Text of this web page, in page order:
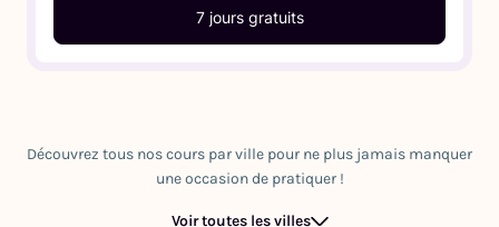
7 jours gratuits
Découvrez tous nos cours par ville pour ne plus jamais manquer
une occasion de pratiquer !
Voir toutes les villes